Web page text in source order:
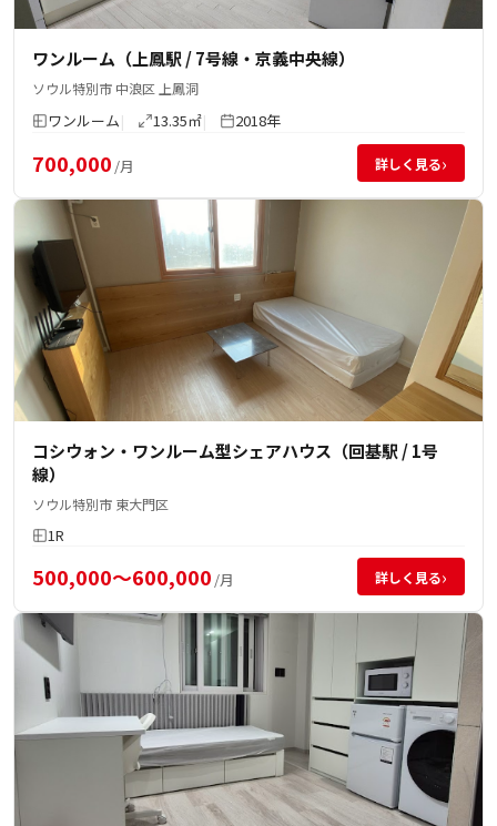
ワンルーム（上鳳駅 / 7号線・京義中央線）
ソウル特別市 中浪区 上鳳洞
ワンルーム 13.35㎡ 2018年
700,000 /月 詳しく見る›
コシウォン・ワンルーム型シェアハウス（回基駅 / 1号
線）
ソウル特別市 東大門区
1R
500,000～600,000 /月 詳しく見る›